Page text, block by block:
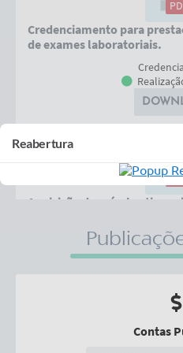
Credenciamento para
de exames laboratoriais.
Aquisição de veículos tipo
Pregão
Contas
Reabertura